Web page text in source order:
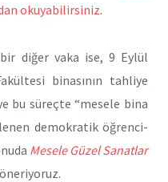
okuyabilirsiniz.
diğer vaka ise, 9 Eylül
binasının tahliye
bu süreçte “mesele bina
demokratik öğrenci-
Mesele Güzel Sanatlar
öneriyoruz.